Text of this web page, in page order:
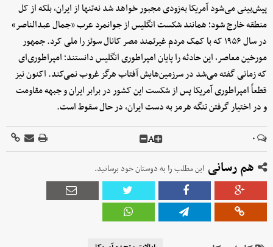
پیش‌بینی می‌شود آمریکا به‌زودی مجبور خواهد شد نه‌تنها از ایران، بلکه از کل
منطقه خارج شود؛ همانند شکست انگلیس از جوانمرد عرب «جمال عبدالناصر»
در سال ۱۹۵۶ که با کمک مردم غیرتمند مصر کانال سوئز را ملی کرد. جمهور
مورخین معاصر، این حادثه را پایان امپراطوری انگلیس دانستند؛ امپراطوری‌ای
که زمانی گفته می‌شد در سرزمین‌هایش آفتاب هرگز غروب نمی‌کند. اکنون نیز
قطعاً امپراطوری آمریکا پس از شکست این کشور در برابر ایران و جبهه مقاومت
و در اختیار گرفتن تنگه هرمز به‌ دست ایران، در حال سقوط است.
۰ A
هم رسانی این مطلب را به دوستان خود برسانید.